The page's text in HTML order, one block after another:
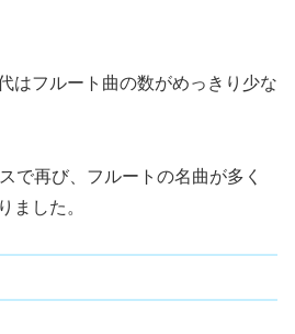
はフルート曲の数がめっきり少な
で再び、フルートの名曲が多く
ました。